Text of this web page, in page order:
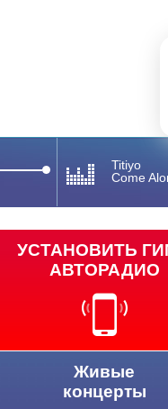
Titiyo
Come
УСТАНОВИТЬ
АВТОРАДИО
Живые
концерты